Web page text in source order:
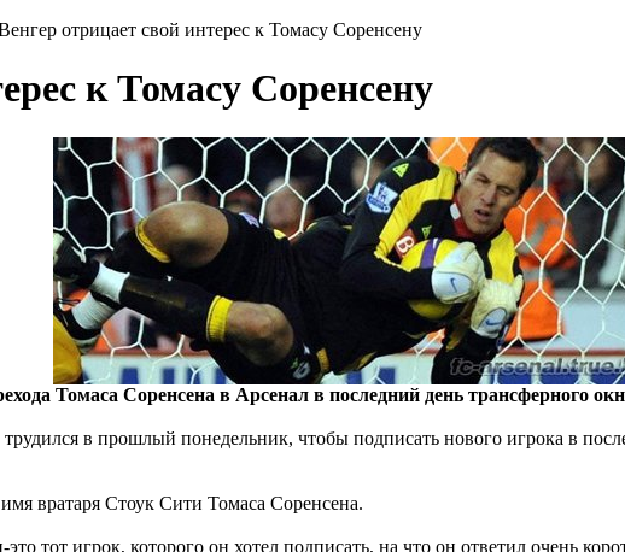
отрицает свой интерес к Томасу Соренсену
к Томасу Соренсену
Томаса Соренсена в Арсенал в последний день трансферного
в прошлый понедельник, чтобы подписать нового игрока в
вратаря Стоук Сити Томаса Соренсена.
тот игрок, которого он хотел подписать, на что он ответил очень